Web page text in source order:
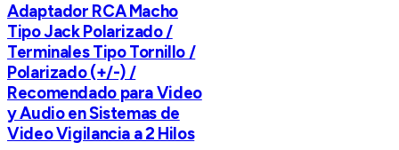
Adaptador RCA Macho
Tipo Jack Polarizado /
Terminales Tipo Tornillo /
Polarizado (+/-) /
Recomendado para Video
y Audio en Sistemas de
Video Vigilancia a 2 Hilos